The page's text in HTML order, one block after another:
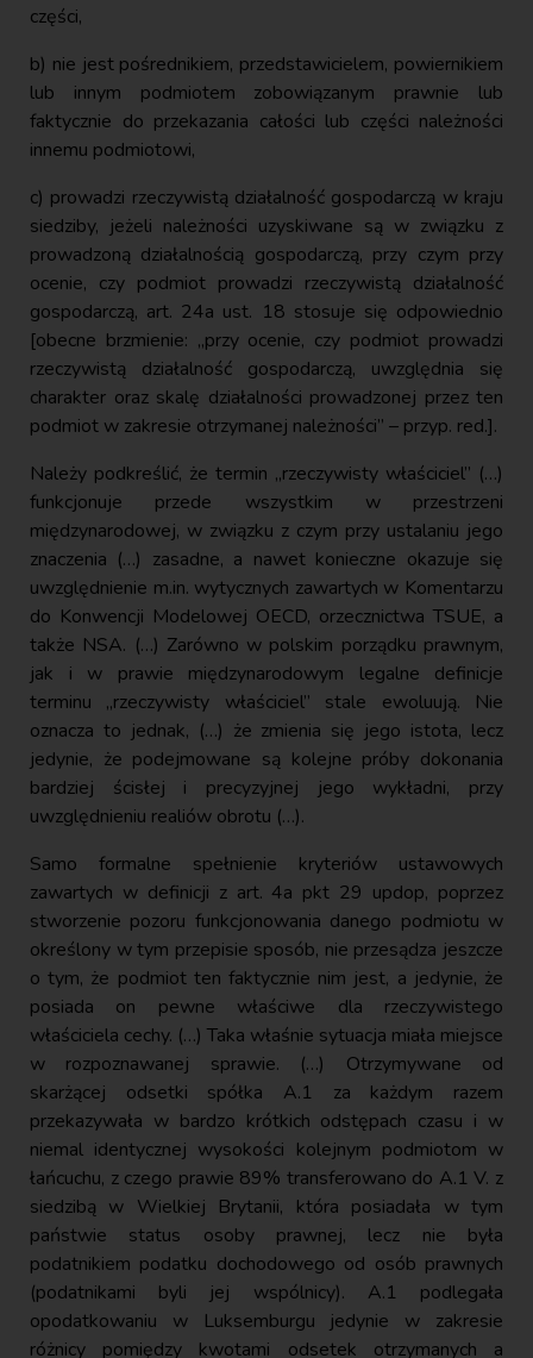
części,
b) nie jest pośrednikiem, przedstawicielem, powiernikiem
lub innym podmiotem zobowiązanym prawnie lub
faktycznie do przekazania całości lub części należności
innemu podmiotowi,
c) prowadzi rzeczywistą działalność gospodarczą w kraju
siedziby, jeżeli należności uzyskiwane są w związku z
prowadzoną działalnością gospodarczą, przy czym przy
ocenie, czy podmiot prowadzi rzeczywistą działalność
gospodarczą, art. 24a ust. 18 stosuje się odpowiednio
[obecne brzmienie: „przy ocenie, czy podmiot prowadzi
rzeczywistą działalność gospodarczą, uwzględnia się
charakter oraz skalę działalności prowadzonej przez ten
podmiot w zakresie otrzymanej należności” – przyp. red.].
Należy podkreślić, że termin „rzeczywisty właściciel” (…)
funkcjonuje przede wszystkim w przestrzeni
międzynarodowej, w związku z czym przy ustalaniu jego
znaczenia (…) zasadne, a nawet konieczne okazuje się
uwzględnienie m.in. wytycznych zawartych w Komentarzu
do Konwencji Modelowej OECD, orzecznictwa TSUE, a
także NSA. (…) Zarówno w polskim porządku prawnym,
jak i w prawie międzynarodowym legalne definicje
terminu „rzeczywisty właściciel” stale ewoluują. Nie
oznacza to jednak, (…) że zmienia się jego istota, lecz
jedynie, że podejmowane są kolejne próby dokonania
bardziej ścisłej i precyzyjnej jego wykładni, przy
uwzględnieniu realiów obrotu (…).
Samo formalne spełnienie kryteriów ustawowych
zawartych w definicji z art. 4a pkt 29 updop, poprzez
stworzenie pozoru funkcjonowania danego podmiotu w
określony w tym przepisie sposób, nie przesądza jeszcze
o tym, że podmiot ten faktycznie nim jest, a jedynie, że
posiada on pewne właściwe dla rzeczywistego
właściciela cechy. (…) Taka właśnie sytuacja miała miejsce
w rozpoznawanej sprawie. (…) Otrzymywane od
skarżącej odsetki spółka A.1 za każdym razem
przekazywała w bardzo krótkich odstępach czasu i w
niemal identycznej wysokości kolejnym podmiotom w
łańcuchu, z czego prawie 89% transferowano do A.1 V. z
siedzibą w Wielkiej Brytanii, która posiadała w tym
państwie status osoby prawnej, lecz nie była
podatnikiem podatku dochodowego od osób prawnych
(podatnikami byli jej wspólnicy). A.1 podlegała
opodatkowaniu w Luksemburgu jedynie w zakresie
różnicy pomiędzy kwotami odsetek otrzymanych a